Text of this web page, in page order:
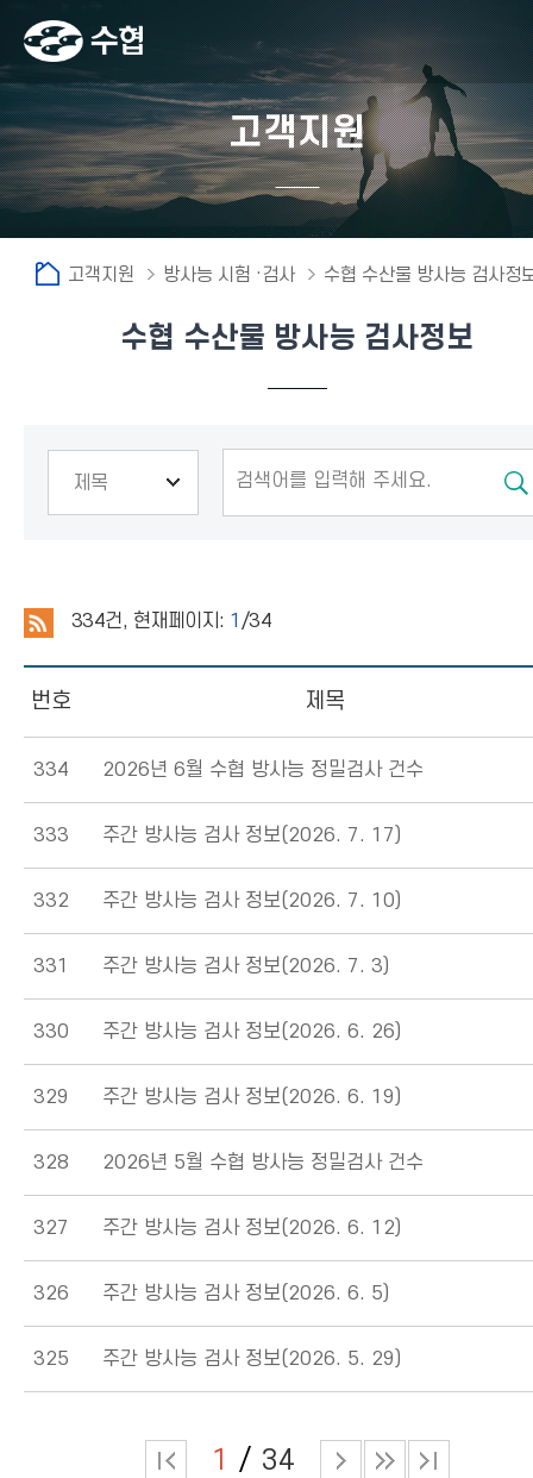
고객지원
고객지원 방사능 시험 ·검사 수협 수산물 방사능 검사정
수협 수산물 방사능 검사정보
334건, 현재페이지: 1 /34
번호 제목
334 2026년 6월 수협 방사능 정밀검사 건수
333 주간 방사능 검사 정보(2026. 7. 17)
332 주간 방사능 검사 정보(2026. 7. 10)
331 주간 방사능 검사 정보(2026. 7. 3)
330 주간 방사능 검사 정보(2026. 6. 26)
329 주간 방사능 검사 정보(2026. 6. 19)
328 2026년 5월 수협 방사능 정밀검사 건수
327 주간 방사능 검사 정보(2026. 6. 12)
326 주간 방사능 검사 정보(2026. 6. 5)
325 주간 방사능 검사 정보(2026. 5. 29)
1 34